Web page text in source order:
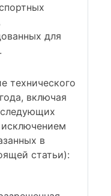
для
технического
включая
в
статьи):